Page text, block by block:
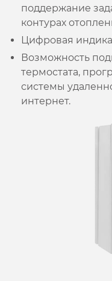
поддержание
контурах
Цифровая
Возможность
термостата,
системы
интернет.